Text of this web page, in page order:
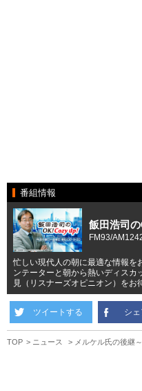
番組情報
飯田浩司
FM93/
忙しい現代人の朝に最適な情報を
ンテーターと朝から熱いディスカ
見（リスナーズオピニオン）をお
ツイートする シ
TOP ニュース メルケル氏の後継